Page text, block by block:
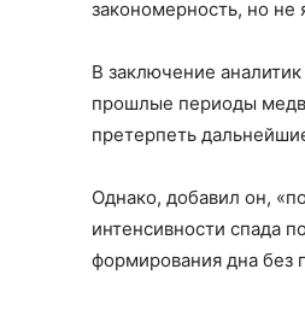
закономерность, но не
В заключение
прошлые периоды
претерпеть
Однако, добавил он,
интенсивности спада
формирования дна без